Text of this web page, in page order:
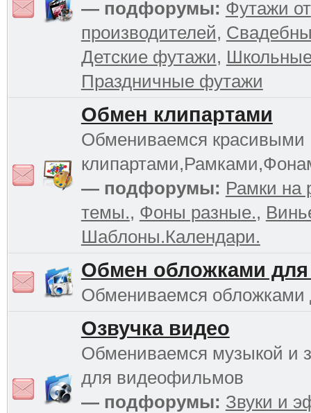
— подфорумы: Футажи от
производителей,
Детские футажи,
Праздничные футажи
Обмен клипартами
Обмениваемся красивыми
— подфорумы: Рамки на
темы., Фоны разные.,
Шаблоны.Календари.
Обмен обложками для
Обмениваемся обложками
Озвучка видео
Обмениваемся музыкой и
для видеофильмов
— подфорумы: Звуки и